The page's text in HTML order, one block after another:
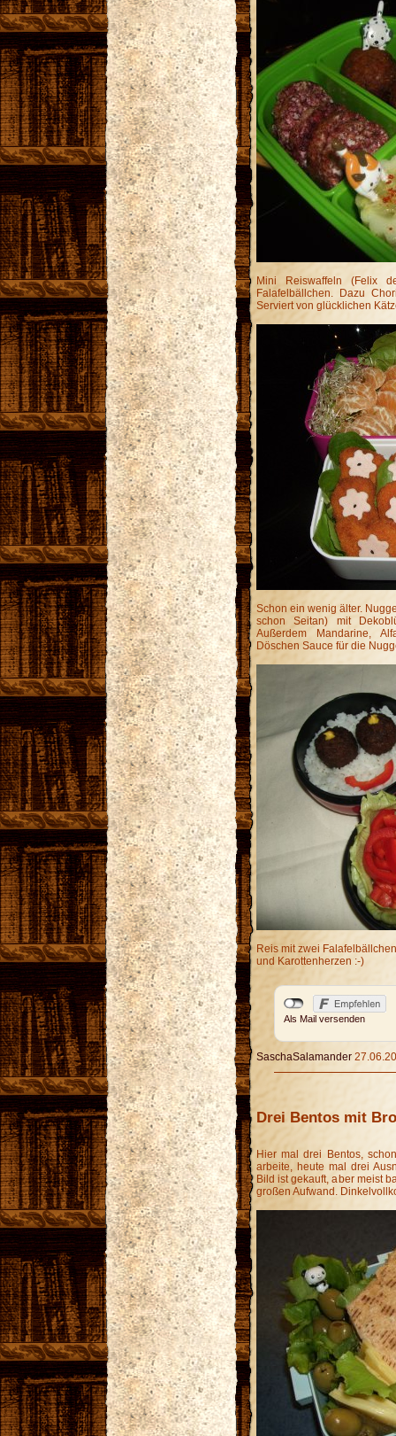
Mini Reiswaffeln (Felix
Falafelbällchen. Dazu
Serviert von glücklichen
Schon ein wenig älter.
schon Seitan) mit
Außerdem Mandarine,
Döschen Sauce für die
Reis mit zwei
und Karottenherzen :-)
Als Mail versenden
SaschaSalamander
Drei Bentos mit
Hier mal drei Bentos,
arbeite, heute mal drei
Bild ist gekauft, aber meist
großen Aufwand.